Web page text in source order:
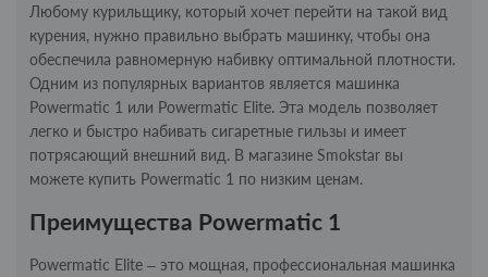
Любому курильщику, который хочет перейти на такой вид
курения, нужно правильно выбрать машинку, чтобы она
обеспечила равномерную набивку оптимальной плотности.
Одним из популярных вариантов является машинка
Powermatic 1 или Powermatic Elite. Эта модель позволяет
легко и быстро набивать сигаретные гильзы и имеет
потрясающий внешний вид. В магазине Smokstar вы
можете купить Powermatic 1 по низким ценам.
Преимущества Powermatic 1
Powermatic Elite – это мощная, профессиональная машинка